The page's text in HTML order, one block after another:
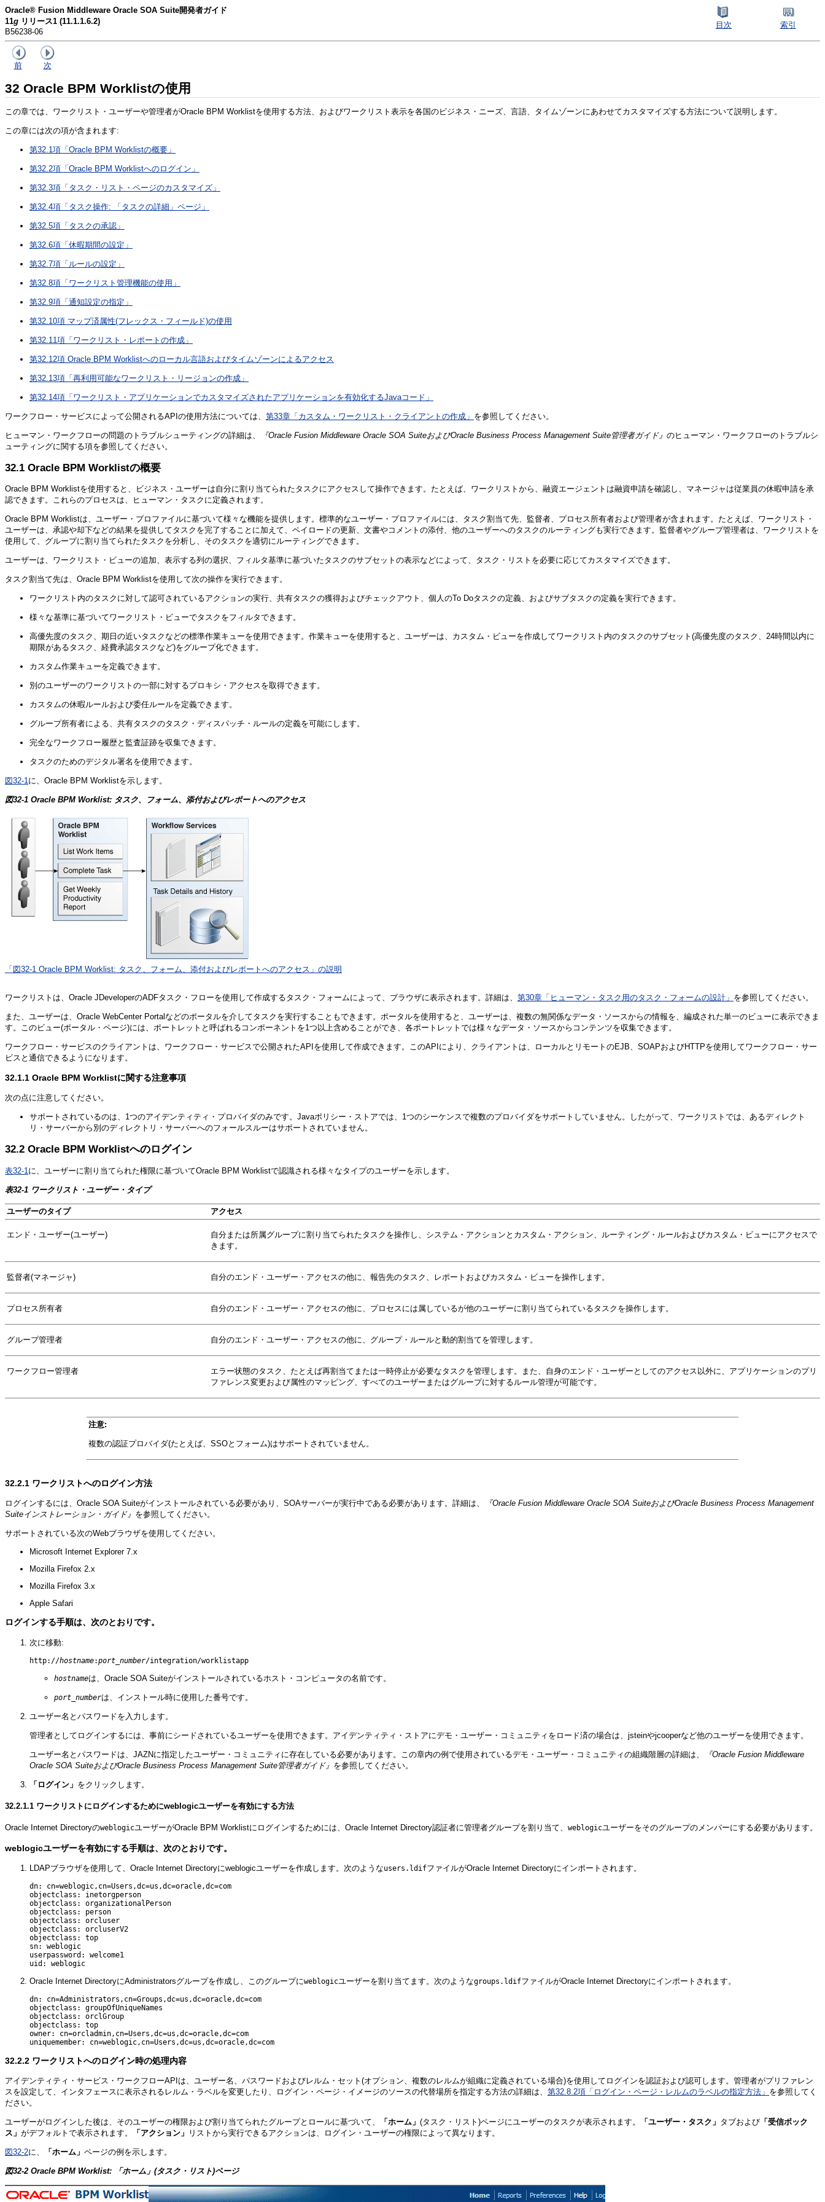
Oracle® Fusion Middleware Oracle SOA Suite開発者ガイド
11g リリース1 (11.1.1.6.2)
B56238-06
目次 索引
前 次
32 Oracle BPM Worklistの使用
この章では、ワークリスト・ユーザーや管理者がOracle BPM Worklistを使用する方法、およびワークリスト表示を各国のビジネス・ニーズ、言語、タイムゾーンにあわせてカスタマイズする方法について説明します。
この章には次の項が含まれます:
第32.1項「Oracle BPM Worklistの概要」
第32.2項「Oracle BPM Worklistへのログイン」
第32.3項「タスク・リスト・ページのカスタマイズ」
第32.4項「タスク操作: 「タスクの詳細」ページ」
第32.5項「タスクの承認」
第32.6項「休暇期間の設定」
第32.7項「ルールの設定」
第32.8項「ワークリスト管理機能の使用」
第32.9項「通知設定の指定」
第32.10項 マップ済属性(フレックス・フィールド)の使用
第32.11項「ワークリスト・レポートの作成」
第32.12項 Oracle BPM Worklistへのローカル言語およびタイムゾーンによるアクセス
第32.13項「再利用可能なワークリスト・リージョンの作成」
第32.14項「ワークリスト・アプリケーションでカスタマイズされたアプリケーションを有効化するJavaコード」
ワークフロー・サービスによって公開されるAPIの使用方法については、 第33章「カスタム・ワークリスト・クライアントの作成」 を参照してください。
ヒューマン・ワークフローの問題のトラブルシューティングの詳細は、 『Oracle Fusion Middleware Oracle SOA SuiteおよびOracle Business Process Management Suite管理者ガイド』 のヒューマン・ワークフローのトラブルシ
ューティングに関する項を参照してください。
32.1 Oracle BPM Worklistの概要
Oracle BPM Worklistを使用すると、ビジネス・ユーザーは自分に割り当てられたタスクにアクセスして操作できます。たとえば、ワークリストから、融資エージェントは融資申請を確認し、マネージャは従業員の休暇申請を承
認できます。これらのプロセスは、ヒューマン・タスクに定義されます。
Oracle BPM Worklistは、ユーザー・プロファイルに基づいて様々な機能を提供します。標準的なユーザー・プロファイルには、タスク割当て先、監督者、プロセス所有者および管理者が含まれます。たとえば、ワークリスト・
ユーザーは、承認や却下などの結果を提供してタスクを完了することに加えて、ペイロードの更新、文書やコメントの添付、他のユーザーへのタスクのルーティングも実行できます。監督者やグループ管理者は、ワークリストを
使用して、グループに割り当てられたタスクを分析し、そのタスクを適切にルーティングできます。
ユーザーは、ワークリスト・ビューの追加、表示する列の選択、フィルタ基準に基づいたタスクのサブセットの表示などによって、タスク・リストを必要に応じてカスタマイズできます。
タスク割当て先は、Oracle BPM Worklistを使用して次の操作を実行できます。
ワークリスト内のタスクに対して認可されているアクションの実行、共有タスクの獲得およびチェックアウト、個人のTo Doタスクの定義、およびサブタスクの定義を実行できます。
様々な基準に基づいてワークリスト・ビューでタスクをフィルタできます。
高優先度のタスク、期日の近いタスクなどの標準作業キューを使用できます。作業キューを使用すると、ユーザーは、カスタム・ビューを作成してワークリスト内のタスクのサブセット(高優先度のタスク、24時間以内に
期限があるタスク、経費承認タスクなど)をグループ化できます。
カスタム作業キューを定義できます。
別のユーザーのワークリストの一部に対するプロキシ・アクセスを取得できます。
カスタムの休暇ルールおよび委任ルールを定義できます。
グループ所有者による、共有タスクのタスク・ディスパッチ・ルールの定義を可能にします。
完全なワークフロー履歴と監査証跡を収集できます。
タスクのためのデジタル署名を使用できます。
図32-1 に、Oracle BPM Worklistを示します。
図32-1 Oracle BPM Worklist: タスク、フォーム、添付およびレポートへのアクセス
「図32-1 Oracle BPM Worklist: タスク、フォーム、添付およびレポートへのアクセス」の説明
ワークリストは、Oracle JDeveloperのADFタスク・フローを使用して作成するタスク・フォームによって、ブラウザに表示されます。詳細は、 第30章「ヒューマン・タスク用のタスク・フォームの設計」 を参照してください。
また、ユーザーは、Oracle WebCenter Portalなどのポータルを介してタスクを実行することもできます。ポータルを使用すると、ユーザーは、複数の無関係なデータ・ソースからの情報を、編成された単一のビューに表示できま
す。このビュー(ポータル・ページ)には、ポートレットと呼ばれるコンポーネントを1つ以上含めることができ、各ポートレットでは様々なデータ・ソースからコンテンツを収集できます。
ワークフロー・サービスのクライアントは、ワークフロー・サービスで公開されたAPIを使用して作成できます。このAPIにより、クライアントは、ローカルとリモートのEJB、SOAPおよびHTTPを使用してワークフロー・サー
ビスと通信できるようになります。
32.1.1 Oracle BPM Worklistに関する注意事項
次の点に注意してください。
サポートされているのは、1つのアイデンティティ・プロバイダのみです。Javaポリシー・ストアでは、1つのシーケンスで複数のプロバイダをサポートしていません。したがって、ワークリストでは、あるディレクト
リ・サーバーから別のディレクトリ・サーバーへのフォールスルーはサポートされていません。
32.2 Oracle BPM Worklistへのログイン
表32-1 に、ユーザーに割り当てられた権限に基づいてOracle BPM Worklistで認識される様々なタイプのユーザーを示します。
表32-1 ワークリスト・ユーザー・タイプ
ユーザーのタイプ アクセス
エンド・ユーザー(ユーザー)
自分または所属グループに割り当てられたタスクを操作し、システム・アクションとカスタム・アクション、ルーティング・ルールおよびカスタム・ビューにアクセスで
きます。
監督者(マネージャ) 自分のエンド・ユーザー・アクセスの他に、報告先のタスク、レポートおよびカスタム・ビューを操作します。
プロセス所有者 自分のエンド・ユーザー・アクセスの他に、プロセスには属しているが他のユーザーに割り当てられているタスクを操作します。
グループ管理者 自分のエンド・ユーザー・アクセスの他に、グループ・ルールと動的割当てを管理します。
ワークフロー管理者
エラー状態のタスク、たとえば再割当てまたは一時停止が必要なタスクを管理します。また、自身のエンド・ユーザーとしてのアクセス以外に、アプリケーションのプリ
ファレンス変更および属性のマッピング、すべてのユーザーまたはグループに対するルール管理が可能です。
注意:
複数の認証プロバイダ(たとえば、SSOとフォーム)はサポートされていません。
32.2.1 ワークリストへのログイン方法
ログインするには、Oracle SOA Suiteがインストールされている必要があり、SOAサーバーが実行中である必要があります。詳細は、
『Oracle Fusion Middleware Oracle SOA SuiteおよびOracle Business Process Management
Suiteインストレーション・ガイド』 を参照してください。
サポートされている次のWebブラウザを使用してください。
Microsoft Internet Explorer 7.x
Mozilla Firefox 2.x
Mozilla Firefox 3.x
Apple Safari
ログインする手順は、次のとおりです。
次に移動:
http://hostname:port_number
hostnameは、Oracle SOA Suiteがインストールされているホスト・コンピュータの名前です。
port_numberは、インストール時に使用した番号です。
ユーザー名とパスワードを入力します。
管理者としてログインするには、事前にシードされているユーザーを使用できます。アイデンティティ・ストアにデモ・ユーザー・コミュニティをロード済の場合は、jsteinやjcooperなど他のユーザーを使用できます。
ユーザー名とパスワードは、JAZNに指定したユーザー・コミュニティに存在している必要があります。この章内の例で使用されているデモ・ユーザー・コミュニティの組織階層の詳細は、
『Oracle Fusion Middleware
Oracle SOA SuiteおよびOracle Business Process Management Suite管理者ガイド』 を参照してください。
「ログイン」 をクリックします。
32.2.1.1 ワークリストにログインするためにweblogicユーザーを有効にする方法
Oracle Internet DirectoryのweblogicユーザーがOracle BPM Worklistにログインするためには、Oracle Internet Directory認証者に管理者グループを割り当て、 weblogicユーザーをそのグループのメンバーにする必要があります。
weblogicユーザーを有効にする手順は、次のとおりです。
LDAPブラウザを使用して、Oracle Internet Directoryにweblogicユーザーを作成します。次のようなusers.ldifファイルがOracle Internet Directoryにインポートされます。
dn: cn=weblogic,cn=Users,dc=us,dc=oracle,dc=com
objectclass: inetorgperson
objectclass: organizationalPerson
objectclass: person
objectclass: orcluser
objectclass: orcluserV2
objectclass: top
sn: weblogic
userpassword: welcome1
Oracle Internet DirectoryにAdministratorsグループを作成し、このグループにweblogicユーザーを割り当てます。次のようなgroups.ldifファイルがOracle Internet Directoryにインポートされます。
dn: cn=Administrators,cn=Groups,dc=us,dc=oracle,dc=com
objectclass: groupOfUniqueNames
objectclass: orclGroup
objectclass: top
owner: cn=orcladmin,cn=Users,dc=us,dc=oracle,dc=com
32.2.2 ワークリストへのログイン時の処理内容
アイデンティティ・サービス・ワークフローAPIは、ユーザー名、パスワードおよびレルム・セット(オプション、複数のレルムが組織に定義されている場合)を使用してログインを認証および認可します。管理者がプリファレン
スを設定して、インタフェースに表示されるレルム・ラベルを変更したり、ログイン・ページ・イメージのソースの代替場所を指定する方法の詳細は、 第32.8.2項「ログイン・ページ・レルムのラベルの指定方法」 を参照してく
ださい。
ユーザーがログインした後は、そのユーザーの権限および割り当てられたグループとロールに基づいて、 「ホーム」 (タスク・リスト)ページにユーザーのタスクが表示されます。 「ユーザー・タスク」 タブおよび 「受信ボック
ス」 がデフォルトで表示されます。 「アクション」 リストから実行できるアクションは、ログイン・ユーザーの権限によって異なります。
図32-2に、 「ホーム」 ページの例を示します。
図32-2 Oracle BPM Worklist: 「ホーム」(タスク・リスト)ページ